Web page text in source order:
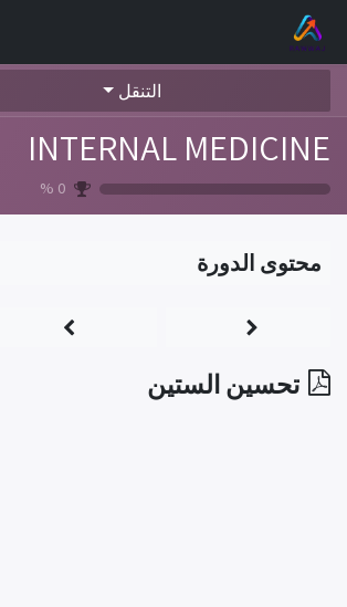
تخطي للذهاب إلى المحتوى
التنقل
INTERNAL MEDICINE
0
%
محتوى الدورة
تحسين الستين